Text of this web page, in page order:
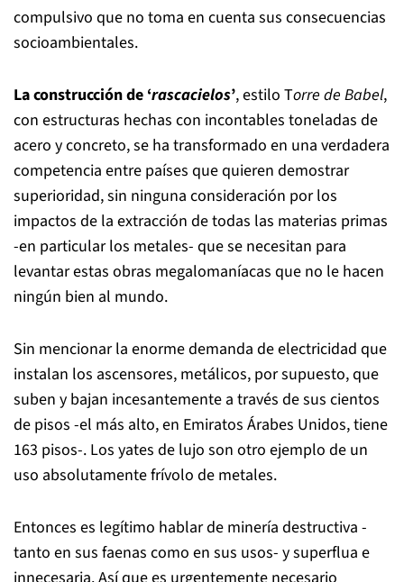
compulsivo que no toma en cuenta sus consecuencias
socioambientales.
La construcción de ‘rascacielos’, estilo Torre de Babel,
con estructuras hechas con incontables toneladas de
acero y concreto, se ha transformado en una verdadera
competencia entre países que quieren demostrar
superioridad, sin ninguna consideración por los
impactos de la extracción de todas las materias primas
-en particular los metales- que se necesitan para
levantar estas obras megalomaníacas que no le hacen
ningún bien al mundo.
Sin mencionar la enorme demanda de electricidad que
instalan los ascensores, metálicos, por supuesto, que
suben y bajan incesantemente a través de sus cientos
de pisos -el más alto, en Emiratos Árabes Unidos, tiene
163 pisos-. Los yates de lujo son otro ejemplo de un
uso absolutamente frívolo de metales.
Entonces es legítimo hablar de minería destructiva -
tanto en sus faenas como en sus usos- y superflua e